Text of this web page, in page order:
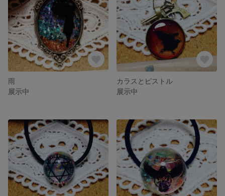
雨
展示中
カラスとピストル
展示中